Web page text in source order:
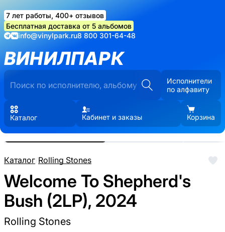
7 лет работы, 400+ отзывов
Бесплатная доставка от 5 альбомов
info@vinylpark.ru8 800 301-64-48
ВИНИЛПАРК
Исполнители
по алфавиту
Каталог Кабинет и заказы Корзина
Каталог/Rolling Stones
Welcome To Shepherd's
Bush (2LP), 2024
Rolling Stones
Реальные фото пластинки.
Нажмите, чтобы увеличить